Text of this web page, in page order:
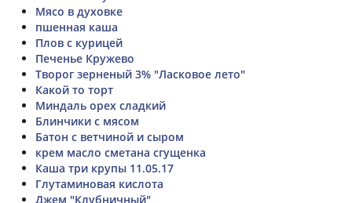
Мясо в духовке
пшенная каша
Плов с курицей
Печенье Кружево
Творог зерненый 3% "Ласковое лето"
Какой то торт
Миндаль орех сладкий
Блинчики с мясом
Батон с ветчиной и сыром
крем масло сметана сгущенка
Каша три крупы 11.05.17
Глутаминовая кислота
Джем "Клубничный"